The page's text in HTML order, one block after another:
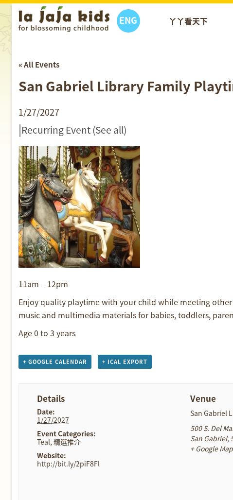
ENG 丫丫看天下
« All Events
San Gabriel Library Family
1/27/2027
|Recurring Event(See all)
11am – 12pm
Enjoy quality playtime with your child while meeting
music and multimedia materials for babies, toddlers,
Age 0 to 3 years
+ GOOGLE CALENDAR + ICAL EXPORT
Details
Date:
1/27/2027
Event Categories:
Teal,精選推介
Website:
http://bit.ly/2piF8Fl
Venue
San Gabriel
500 S. Del
San Gabriel,
+ Google Map